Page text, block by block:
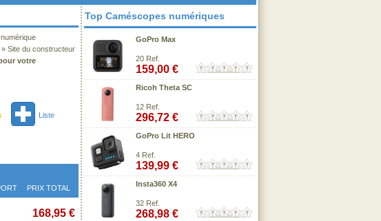
» Site du constructeur
votre
Liste
PRIX TOTAL
168,95 €
Top Caméscopes numériques
GoPro Max
20 Ref.
159,00 €
Ricoh Theta SC
12 Ref.
296,72 €
GoPro Lit HERO
4 Ref.
139,99 €
Insta360 X4
32 Ref.
268,98 €